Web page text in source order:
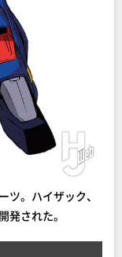
。ハイザック、
発された。